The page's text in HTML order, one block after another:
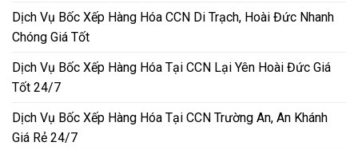
Dịch Vụ Bốc Xếp Hàng Hóa CCN Di Trạch, Hoài Đức Nhanh
Chóng Giá Tốt
Dịch Vụ Bốc Xếp Hàng Hóa Tại CCN Lại Yên Hoài Đức Giá
Tốt 24/7
Dịch Vụ Bốc Xếp Hàng Hóa Tại CCN Trường An, An Khánh
Giá Rẻ 24/7